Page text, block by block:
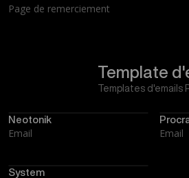
Page de remerciement
Template
Templates d'emails
Neotonik
Email Email
System